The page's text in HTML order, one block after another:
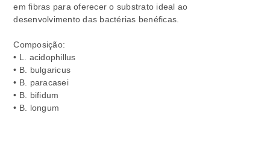
em fibras para oferecer o substrato ideal ao
desenvolvimento das bactérias benéficas.
Composição:
• L. acidophillus
• B. bulgaricus
• B. paracasei
• B. bifidum
• B. longum